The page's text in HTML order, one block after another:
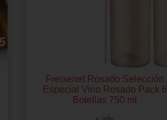
Freixenet Rosado Selección
Especial Vino Rosado Pack 6
Botellas 750 ml